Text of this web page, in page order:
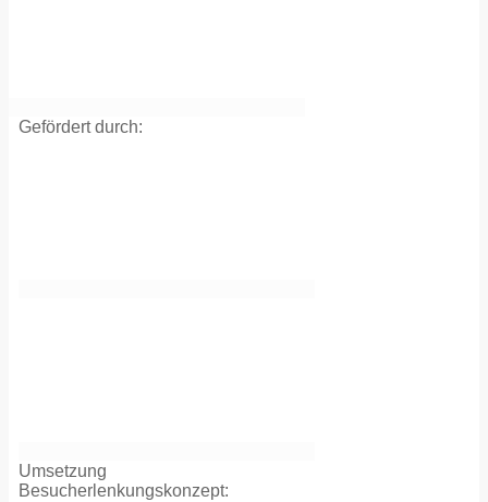
Gefördert durch:
Umsetzung
Besucherlenkungskonzept: